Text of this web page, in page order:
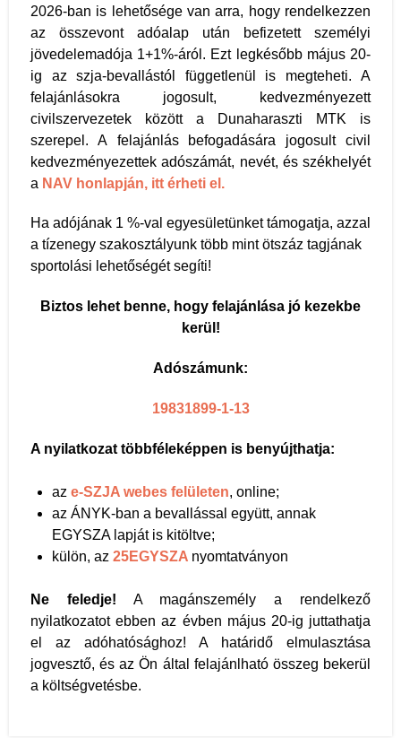
2026-ban is lehetősége van arra, hogy rendelkezzen
az összevont adóalap után befizetett személyi
jövedelemadója 1+1%-áról. Ezt legkésőbb május 20-
ig az szja-bevallástól függetlenül is megteheti. A
felajánlásokra jogosult, kedvezményezett
civilszervezetek között a Dunaharaszti MTK is
szerepel. A felajánlás befogadására jogosult civil
kedvezményezettek adószámát, nevét, és székhelyét
a NAV honlapján, itt érheti el.
Ha adójának 1 %-val egyesületünket támogatja, azzal
a tízenegy szakosztályunk több mint ötszáz tagjának
sportolási lehetőségét segíti!
Biztos lehet benne, hogy felajánlása jó kezekbe
kerül!
Adószámunk:
19831899-1-13
A nyilatkozat többféleképpen is benyújthatja:
az e-SZJA webes felületen, online;
az ÁNYK-ban a bevallással együtt, annak
EGYSZA lapját is kitöltve;
külön, az 25EGYSZA nyomtatványon
Ne feledje! A magánszemély a rendelkező
nyilatkozatot ebben az évben május 20-ig juttathatja
el az adóhatósághoz! A határidő elmulasztása
jogvesztő, és az Ön által felajánlható összeg bekerül
a költségvetésbe.